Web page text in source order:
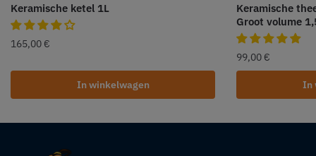
Keramische ketel 1L
165,00 €
In winkelwagen
Keramische
Groot volume
99,00 €
In